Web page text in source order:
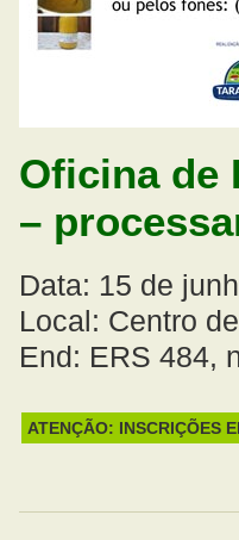
Oficina de
–
Data: 15 de
Local: Centro
End: ERS 484,
ATENÇÃO: INSCRIÇÕES